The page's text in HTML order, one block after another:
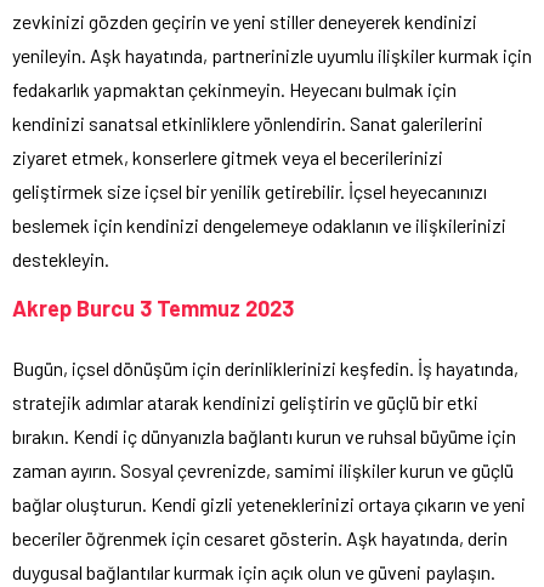
zevkinizi gözden geçirin ve yeni stiller deneyerek kendinizi
yenileyin. Aşk hayatında, partnerinizle uyumlu ilişkiler kurmak için
fedakarlık yapmaktan çekinmeyin. Heyecanı bulmak için
kendinizi sanatsal etkinliklere yönlendirin. Sanat galerilerini
ziyaret etmek, konserlere gitmek veya el becerilerinizi
geliştirmek size içsel bir yenilik getirebilir. İçsel heyecanınızı
beslemek için kendinizi dengelemeye odaklanın ve ilişkilerinizi
destekleyin.
Akrep Burcu 3 Temmuz 2023
Bugün, içsel dönüşüm için derinliklerinizi keşfedin. İş hayatında,
stratejik adımlar atarak kendinizi geliştirin ve güçlü bir etki
bırakın. Kendi iç dünyanızla bağlantı kurun ve ruhsal büyüme için
zaman ayırın. Sosyal çevrenizde, samimi ilişkiler kurun ve güçlü
bağlar oluşturun. Kendi gizli yeteneklerinizi ortaya çıkarın ve yeni
beceriler öğrenmek için cesaret gösterin. Aşk hayatında, derin
duygusal bağlantılar kurmak için açık olun ve güveni paylaşın.